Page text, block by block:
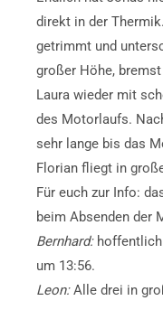
direkt in der
getrimmt und
großer Höhe,
Laura wieder mit
des Motorlaufs.
sehr lange bis das
Florian fliegt in
Für euch zur Info:
beim Absenden der
Bernhard:hoffentlich
um 13:56.
Leon:Alle drei in